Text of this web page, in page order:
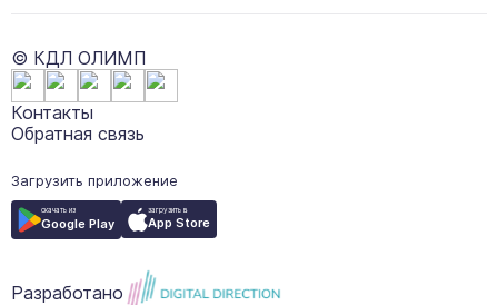
© КДЛ ОЛИМП
Контакты
Обратная связь
Загрузить приложение
скачать из
Google Play
загрузить в
App Store
Разработано